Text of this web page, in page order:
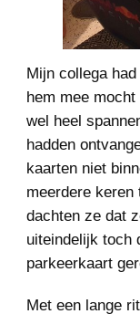
Mijn collega
hem mee
wel heel
hadden
kaarten niet
meerdere keren
dachten ze dat
uiteindelijk toch
parkeerkaart
Met een lange